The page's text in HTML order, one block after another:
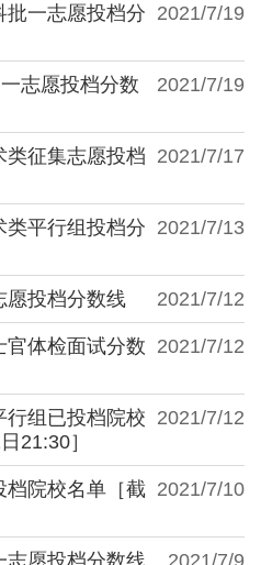
2021/7/19
批一志愿投档分
2021/7/19
志愿投档分数
2021/7/17
类征集志愿投档
2021/7/13
类平行组投档分
2021/7/12
愿投档分数线
2021/7/12
官体检面试分数
2021/7/12
行组已投档院校
21:30］
2021/7/10
档院校名单［截
2021/7/9
志愿投档分数线